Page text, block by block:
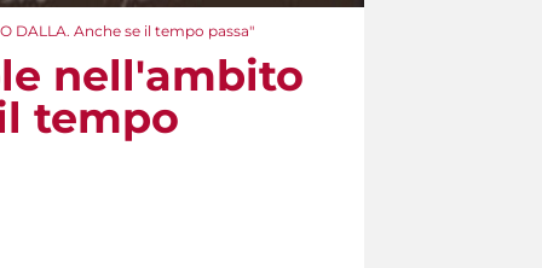
DALLA. Anche se il tempo passa"
nell'ambito
tempo